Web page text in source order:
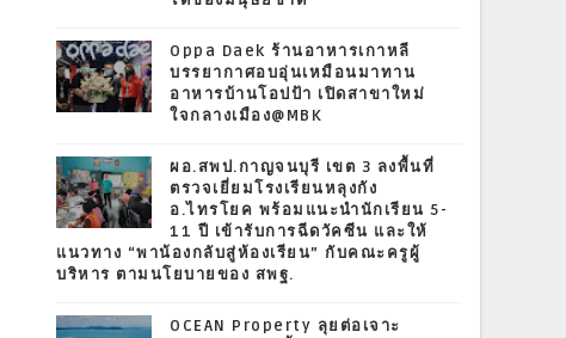
Oppa Daek ร้านอาหารเกาหลี
บรรยากาศอบอุ่นเหมือนมาทาน
อาหารบ้านโอปป้า เปิดสาขาใหม่
ใจกลางเมือง@MBK
ผอ.สพป.กาญจนบุรี เขต 3 ลงพื้นที่
ตรวจเยี่ยมโรงเรียนหลุงกัง
อ.ไทรโยค พร้อมแนะนำนักเรียน 5-
11 ปี เข้ารับการฉีดวัคซีน และให้
แนวทาง “พาน้องกลับสู่ห้องเรียน” กับคณะครูผู้
บริหาร ตามนโยบายของ สพฐ.
OCEAN Property ลุยต่อเจาะ